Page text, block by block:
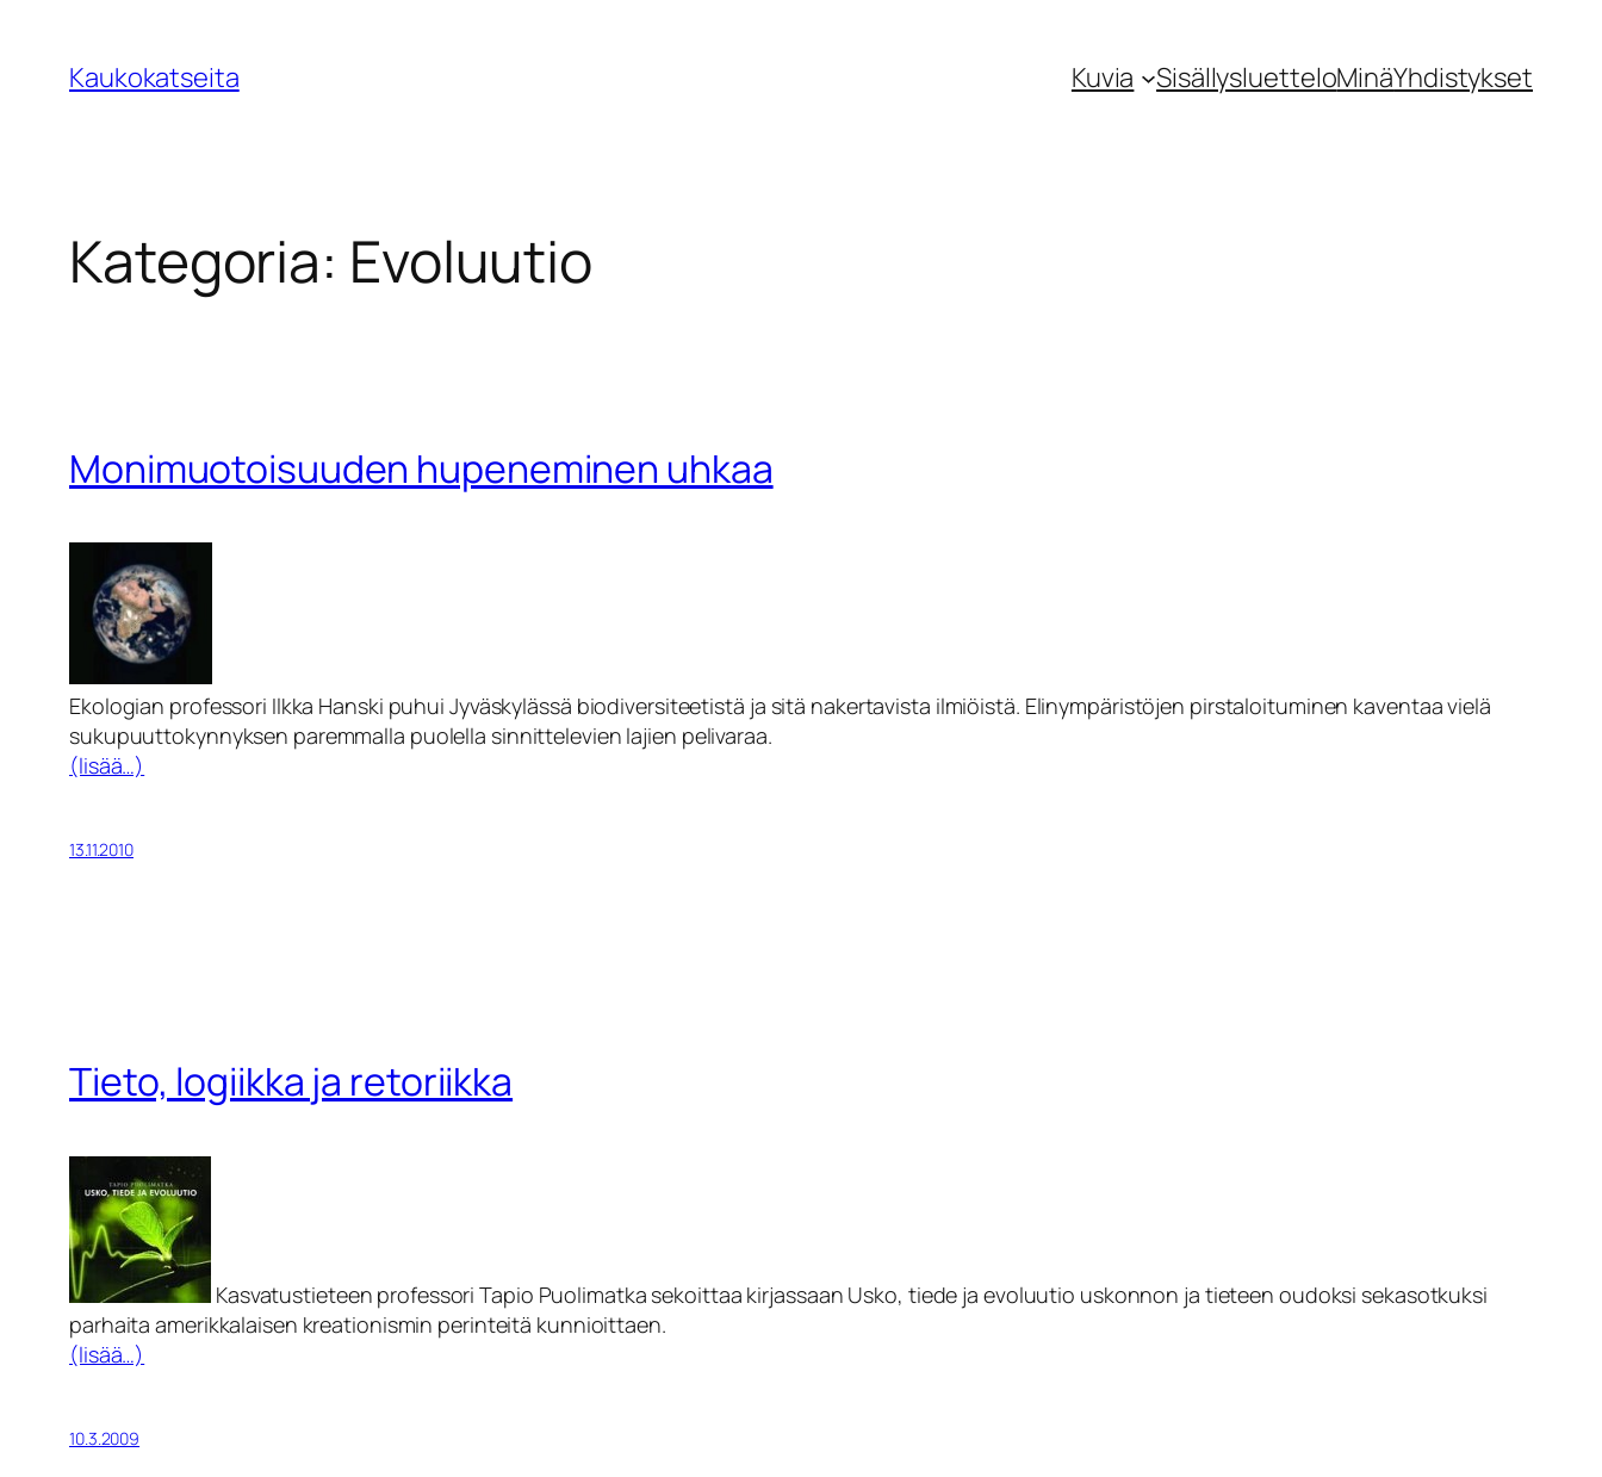
sisältöönKaukokatseita Kuvia SisällysluetteloMinäYhdistykset
Kategoria: Evoluutio
Monimuotoisuuden hupeneminen uhkaa
Ekologian professori Ilkka Hanski puhui Jyväskylässä biodiversiteetistä ja sitä nakertavista ilmiöistä. Elinympäristöjen pirstaloituminen kaventaa vielä
sukupuuttokynnyksen paremmalla puolella sinnittelevien lajien pelivaraa.
(lisää…)
13.11.2010
Tieto, logiikka ja retoriikka
Kasvatustieteen professori Tapio Puolimatka sekoittaa kirjassaan Usko, tiede ja evoluutio uskonnon ja tieteen oudoksi sekasotkuksi
parhaita amerikkalaisen kreationismin perinteitä kunnioittaen.
(lisää…)
10.3.2009